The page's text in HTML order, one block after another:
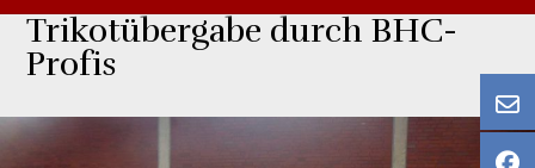
Trikotübergabe durch BHC-
Profis